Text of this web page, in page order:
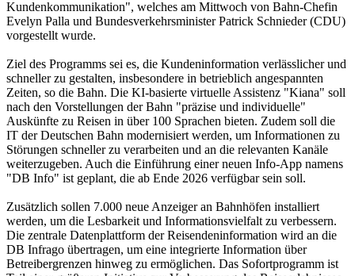
Kundenkommunikation", welches am Mittwoch von Bahn-Chefin
Evelyn Palla und Bundesverkehrsminister Patrick Schnieder (CDU)
vorgestellt wurde.
Ziel des Programms sei es, die Kundeninformation verlässlicher und
schneller zu gestalten, insbesondere in betrieblich angespannten
Zeiten, so die Bahn. Die KI-basierte virtuelle Assistenz "Kiana" soll
nach den Vorstellungen der Bahn "präzise und individuelle"
Auskünfte zu Reisen in über 100 Sprachen bieten. Zudem soll die
IT der Deutschen Bahn modernisiert werden, um Informationen zu
Störungen schneller zu verarbeiten und an die relevanten Kanäle
weiterzugeben. Auch die Einführung einer neuen Info-App namens
"DB Info" ist geplant, die ab Ende 2026 verfügbar sein soll.
Zusätzlich sollen 7.000 neue Anzeiger an Bahnhöfen installiert
werden, um die Lesbarkeit und Informationsvielfalt zu verbessern.
Die zentrale Datenplattform der Reisendeninformation wird an die
DB Infrago übertragen, um eine integrierte Information über
Betreibergrenzen hinweg zu ermöglichen. Das Sofortprogramm ist